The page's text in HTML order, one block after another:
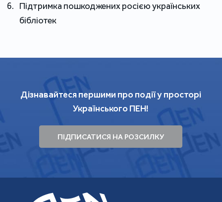
Підтримка пошкоджених росією українських
бібліотек
Дізнавайтеся першими про події у просторі
Українського ПЕН!
ПІДПИСАТИСЯ НА РОЗСИЛКУ